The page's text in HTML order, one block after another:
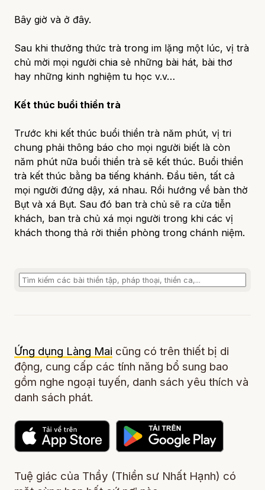
Bây giờ và ở đây.
Sau khi thưởng thức trà trong im lặng một lúc, vị trà
chủ mời mọi người chia sẻ những bài hát, bài thơ
hay những kinh nghiệm tu học v.v…
Kết thúc buổi thiền trà
Trước khi kết thúc buổi thiền trà năm phút, vị tri
chung phải thông báo cho mọi người biết là còn
năm phút nữa buổi thiền trà sẽ kết thúc. Buổi thiền
trà kết thúc bằng ba tiếng khánh. Đầu tiên, tất cả
mọi người đứng dậy, xá nhau. Rồi hướng về bàn thờ
Bụt và xá Bụt. Sau đó ban trà chủ sẽ ra cửa tiễn
khách, ban trà chủ xá mọi người trong khi các vị
khách thong thả rời thiền phòng trong chánh niệm.
Ứng dụng Làng Mai cũng có trên thiết bị di
động, cung cấp các tính năng bổ sung bao
gồm nghe ngoại tuyến, danh sách yêu thích và
danh sách phát.
Tuệ giác của Thầy (Thiền sư Nhất Hạnh) có